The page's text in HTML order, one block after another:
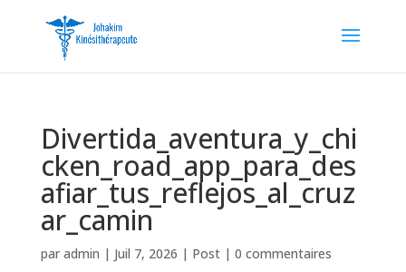
Divertida_aventura_y_chi
cken_road_app_para_des
afiar_tus_reflejos_al_cruz
ar_camin
par admin | Juil 7, 2026 | Post| 0 commentaires